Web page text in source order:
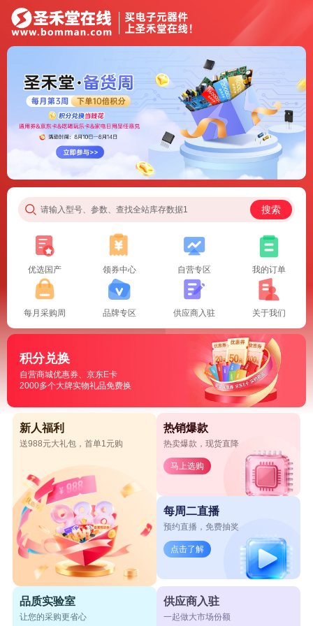
请输入型号、参数、查找全站库存数据1 搜索
优选国产 领券中心 自营专区 我的订单
每月采购周 品牌专区 供应商入驻 关于我们
积分兑换
自营商城优惠券、京东E卡
2000多个大牌实物礼品免费换
新人福利
送988元大礼包，首单1元购
热销爆款
热卖爆款，现货直降
马上选购
每周二直播
预约直播，免费抽奖
点击了解
品质实验室
让您的采购更省心
供应商入驻
一起做大市场份额